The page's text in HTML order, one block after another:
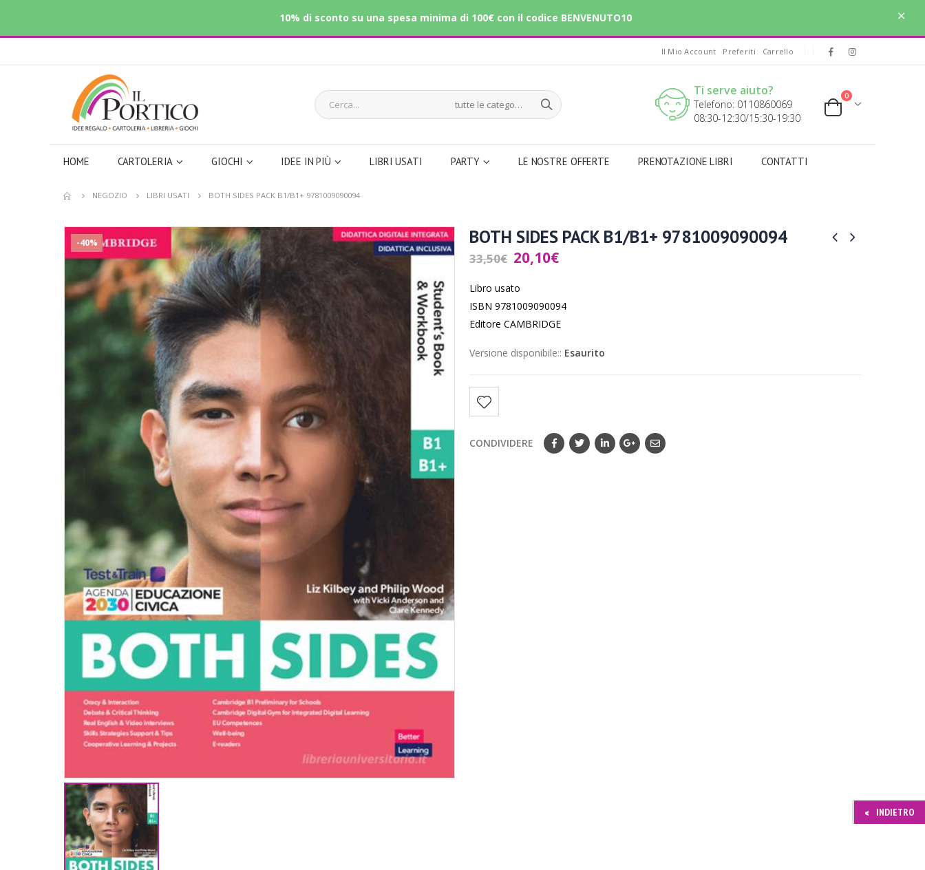
Il Mio Account Preferiti Carrello
tutte le categorie
Ti serve aiuto?
Telefono: 0110860069
08:30-12:30/15:30-19:30
0
HOME CARTOLERIA GIOCHI IDEE IN PIÙ LIBRI USATI PARTY LE NOSTRE OFFERTE PRENOTAZIONE LIBRI CONTATTI
NEGOZIO LIBRI USATI BOTH SIDES PACK B1/B1+ 9781009090094
-40% BOTH SIDES PACK B1/B1+ 9781009090094
33,50€ 20,10€
Libro usato
ISBN 9781009090094
Editore CAMBRIDGE
Versione disponibile:: Esaurito
CONDIVIDERE
10% di sconto su una spesa minima di 100€ con il codice BENVENUTO10
INDIETRO